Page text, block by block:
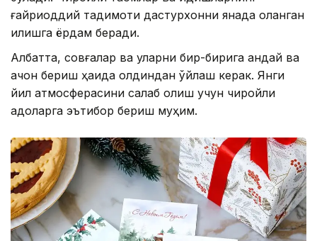
ғайриоддий тақдимоти дастурхонни янада оқланган
қилишга ёрдам беради.
Албатта, совғалар ва уларни бир-бирига қандай ва
қачон бериш ҳақида олдиндан ўйлаш керак. Янги
йил атмосферасини сақлаб қолиш учун чиройли
қадоқларга эътибор бериш муҳим.